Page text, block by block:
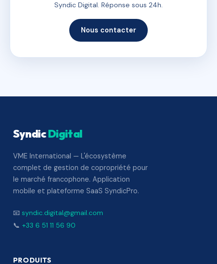
Syndic Digital. Réponse sous 24h.
Nous contacter
SyndicDigital
VME International — L'écosystème
complet de gestion de copropriété pour
le marché francophone. Application
mobile et plateforme SaaS SyndicPro.
📧 syndic.digital@gmail.com
📞 +33 6 51 11 56 90
PRODUITS